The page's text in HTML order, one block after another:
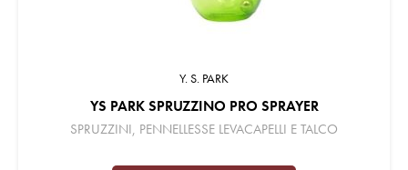
Y. S. PARK
YS PARK SPRUZZINO PRO SPRAYER
SPRUZZINI, PENNELLESSE LEVACAPELLI E TALCO